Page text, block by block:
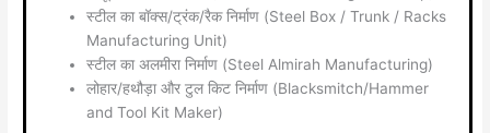
स्टील का बॉक्स/ट्रंक/रैक निर्माण (Steel Box / Trunk / Racks
Manufacturing Unit)
स्टील का अलमीरा निर्माण (Steel Almirah Manufacturing)
लोहार/हथौड़ा और टुल किट निर्माण (Blacksmitch/Hammer
and Tool Kit Maker)